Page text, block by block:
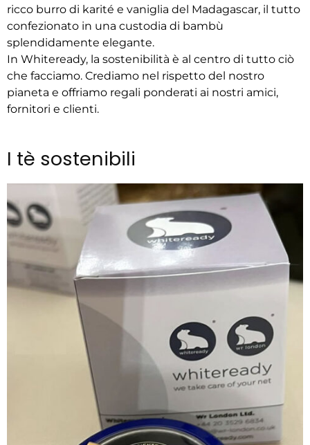
ricco burro di karité e vaniglia del Madagascar, il tutto
confezionato in una custodia di bambù
splendidamente elegante.
In Whiteready, la sostenibilità è al centro di tutto ciò
che facciamo. Crediamo nel rispetto del nostro
pianeta e offriamo regali ponderati ai nostri amici,
fornitori e clienti.
I tè sostenibili